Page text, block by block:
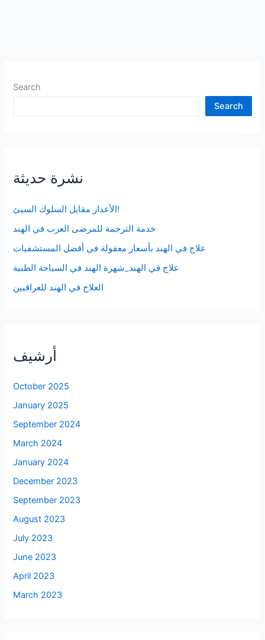
Search
Search
نشرة حديثة
الأعذار مقابل السلوك السيئ!
خدمة الترجمة للمرضى العرب في الهند
علاج في الهند بأسعار معقولة في أفضل المستشفيات
علاج في الهند_شهرة الهند في السياحة الطبية
العلاج في الهند للعراقيين
أرشيف
October 2025
January 2025
September 2024
March 2024
January 2024
December 2023
September 2023
August 2023
July 2023
June 2023
April 2023
March 2023